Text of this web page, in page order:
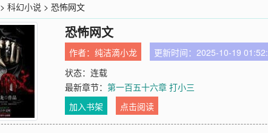
>科幻小说 > 恐怖网文
恐怖网文
作者：纯洁滴小龙 更新时间：2025-10-19
状态：连载
最新章节：第一百五十六章 打小三
加入书架
点击阅读